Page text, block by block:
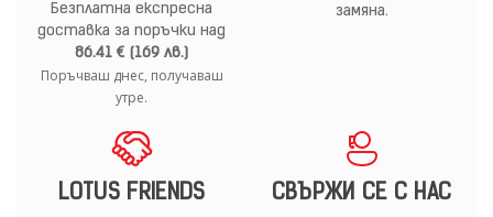
Безплатна експресна
доставка за поръчки над
86.41 € (169 лв.)
Поръчваш днес, получаваш
утре.
замяна.
LOTUS FRIENDS СВЪРЖИ СЕ С НАС